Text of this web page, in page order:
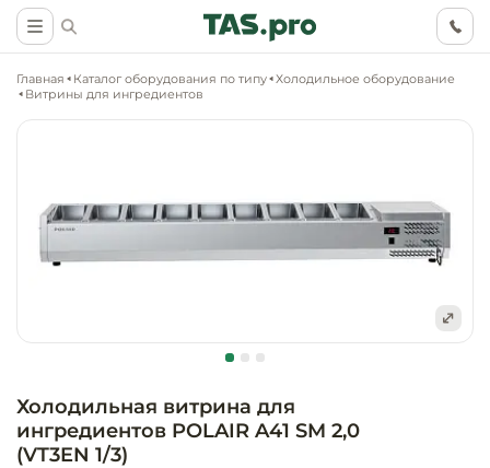
Ритейл (non
Главная Каталог оборудования по типу Холодильное оборудование
Витрины для ингредиентов
Холодильная витрина для
ингредиентов POLAIR A41 SM 2,0
(VT3EN 1/3)